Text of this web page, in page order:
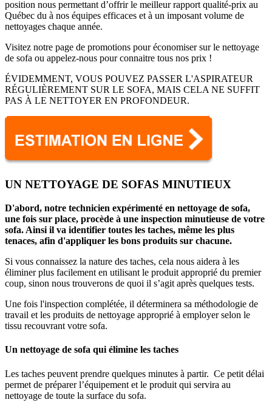
position nous permettant d’offrir le meilleur rapport qualité-prix au
Québec du à nos équipes efficaces et à un imposant volume de
nettoyages chaque année.
Visitez notre page de promotions pour économiser sur le nettoyage
de sofa ou appelez-nous pour connaitre tous nos prix !
ÉVIDEMMENT, VOUS POUVEZ PASSER L'ASPIRATEUR
RÉGULIÈREMENT SUR LE SOFA, MAIS CELA NE SUFFIT
PAS À LE NETTOYER EN PROFONDEUR.
UN NETTOYAGE DE SOFAS MINUTIEUX
D'abord, notre technicien expérimenté en nettoyage de sofa,
une fois sur place, procède à une inspection minutieuse de votre
sofa. Ainsi il va identifier toutes les taches, même les plus
tenaces, afin d'appliquer les bons produits sur chacune.
Si vous connaissez la nature des taches, cela nous aidera à les
éliminer plus facilement en utilisant le produit approprié du premier
coup, sinon nous trouverons de quoi il s’agit après quelques tests.
Une fois l'inspection complétée, il déterminera sa méthodologie de
travail et les produits de nettoyage approprié à employer selon le
tissu recouvrant votre sofa.
Un nettoyage de sofa qui élimine les taches
Les taches peuvent prendre quelques minutes à partir. Ce petit délai
permet de préparer l’équipement et le produit qui servira au
nettoyage de toute la surface du sofa.